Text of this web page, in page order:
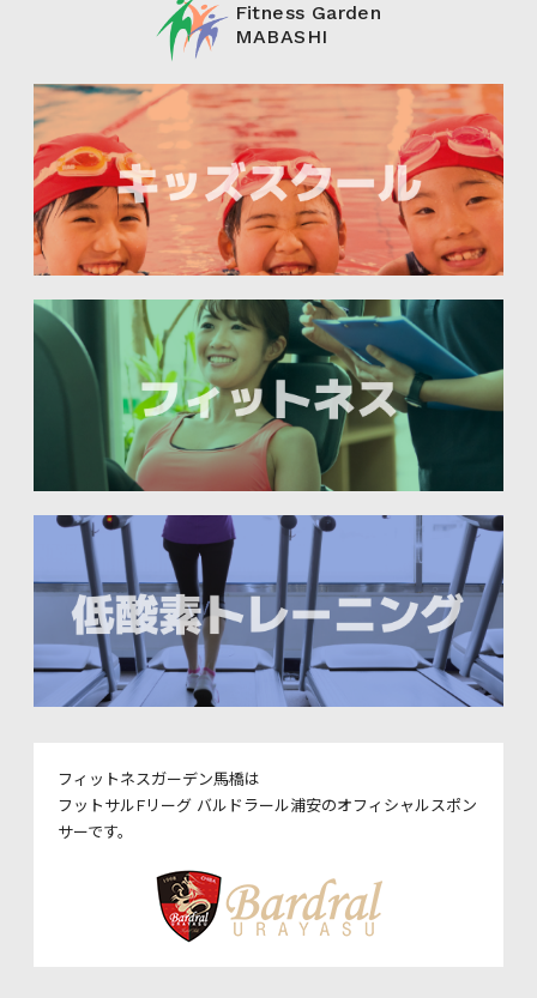
Fitness Garden
MABASHI
フィットネスガーデン馬橋は
フットサルFリーグ バルドラール浦安のオフィシャルスポン
サーです。